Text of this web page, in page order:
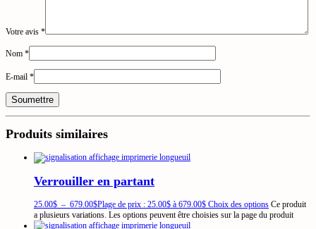
Votre avis *
Nom *
E-mail *
Produits similaires
Verrouiller en partant
25.00$ – 679.00$Plage de prix : 25.00$ à 679.00$ Choix des options Ce produit
a plusieurs variations. Les options peuvent être choisies sur la page du produit